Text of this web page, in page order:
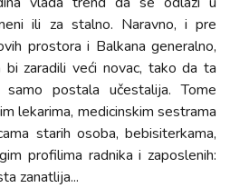
ili za stalno. Naravno, i pre
prostora i Balkana generalno,
zaradili veći novac, tako da ta
postala učestalija. Tome
lekarima, medicinskim sestrama
starih osoba, bebisiterkama,
profilima radnika i zaposlenih:
zanatlija...